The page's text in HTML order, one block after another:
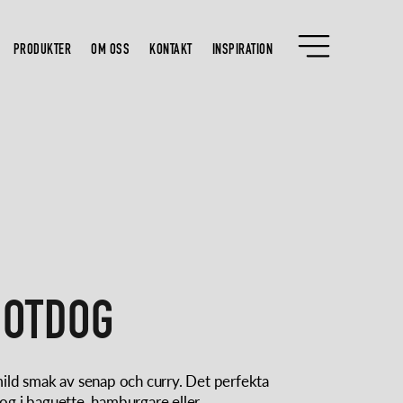
PRODUKTER OM OSS KONTAKT INSPIRATION
smak av senap och curry. Det perfekta